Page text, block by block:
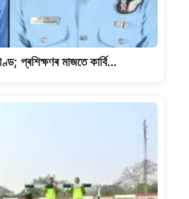
প্ৰশিক্ষণৰ মাজতে কাৰ্বি…